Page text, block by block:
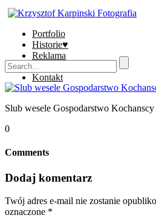
Portfolio
Historie♥
Reklama
Sklep
Kontakt
Slub wesele Gospodarstwo
0
Comments
Dodaj komentarz
Twój adres e-mail nie zostanie
oznaczone *